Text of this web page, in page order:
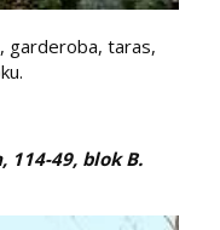
garderoba, taras,
49, blok B.